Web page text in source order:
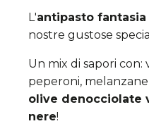
L'antipasto fantasia
nostre gustose
Un mix di sapori con:
peperoni,
olive denocciolate
nere!